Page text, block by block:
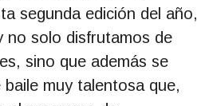
segunda edición del año,
no solo disfrutamos de
sino que además se
muy talentosa que,